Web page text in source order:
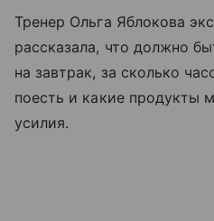
Тренер Ольга Яблокова
рассказала, что должно
на завтрак, за сколько
поесть и какие продукты
усилия.